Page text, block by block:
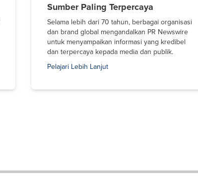
Sumber Paling Terpercaya
Selama lebih dari 70 tahun, berbagai organisasi
dan brand global mengandalkan PR Newswire
untuk menyampaikan informasi yang kredibel
dan terpercaya kepada media dan publik.
Pelajari Lebih Lanjut